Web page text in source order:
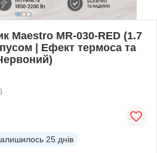
Maestro MR-030-RED (1.7
| Ефект термоса та
25 днів